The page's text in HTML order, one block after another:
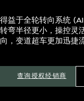
得益于全轮转向系统
转弯半径更小，操控灵
向，变道超车更加迅捷
查询授权经销商